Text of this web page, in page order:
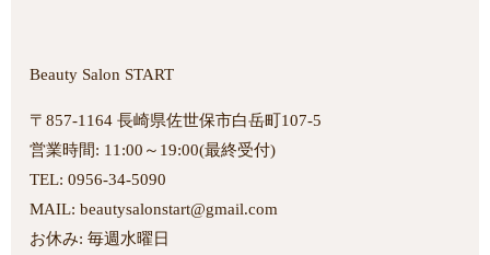
Beauty Salon START
〒857-1164 長崎県佐世保市白岳町107-5
営業時間: 11:00～19:00(最終受付)
TEL: 0956-34-5090
MAIL: beautysalonstart@gmail.com
お休み: 毎週水曜日